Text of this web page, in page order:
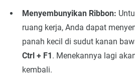
Menyembunyikan Ribbon:
ruang kerja, Anda dapat
panah kecil di sudut kanan
Ctrl + F1. Menekannya lagi
kembali.